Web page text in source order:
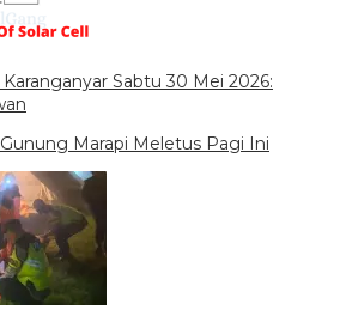
Karanganyar Sabtu 30 Mei 2026:
Marapi Meletus Pagi Ini